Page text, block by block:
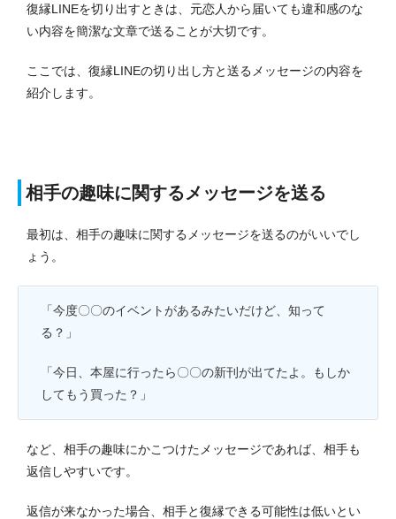
復縁LINEを切り出すときは、元恋人から届いても違和感のな
い内容を簡潔な文章で送ることが大切です。
ここでは、復縁LINEの切り出し方と送るメッセージの内容を
紹介します。
相手の趣味に関するメッセージを送る
最初は、相手の趣味に関するメッセージを送るのがいいでし
ょう。
「今度〇〇のイベントがあるみたいだけど、知って
る？」
「今日、本屋に行ったら〇〇の新刊が出てたよ。もしか
してもう買った？」
など、相手の趣味にかこつけたメッセージであれば、相手も
返信しやすいです。
返信が来なかった場合、相手と復縁できる可能性は低いとい